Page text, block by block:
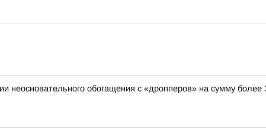
неосновательного обогащения с «дропперов» на сумму